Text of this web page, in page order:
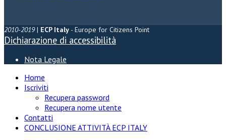
2010-2019| ECP Italy - Europe for Citizens Point
Dichiarazione di accessibilità
Nota Legale
Home
Iscriviti
Recupera password
Recupera nome utente
Contatti
CONCLUSIONE ATTIVITÀ ECP ITALY